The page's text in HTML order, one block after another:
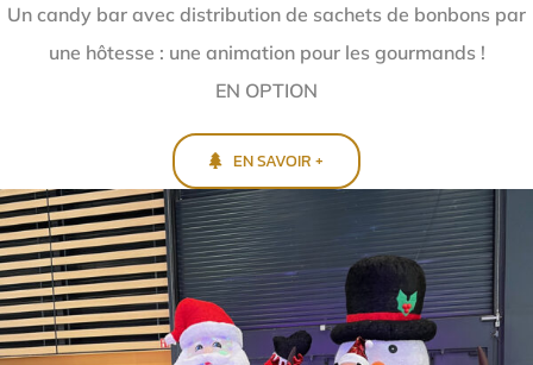
Un candy bar avec distribution de sachets de bonbons par
une hôtesse : une animation pour les gourmands !
EN OPTION
EN SAVOIR +